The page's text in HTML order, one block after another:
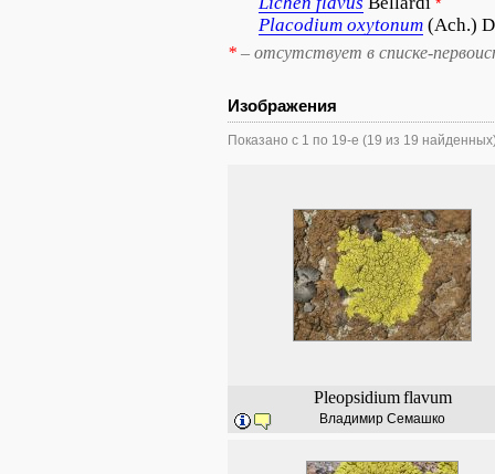
Placodium oxytonum (Ach.)
* – отсутствует в списке-
Изображения
Показано с 1 по 19-е (19 из 19
Pleopsidium flavum
Владимир Семашко